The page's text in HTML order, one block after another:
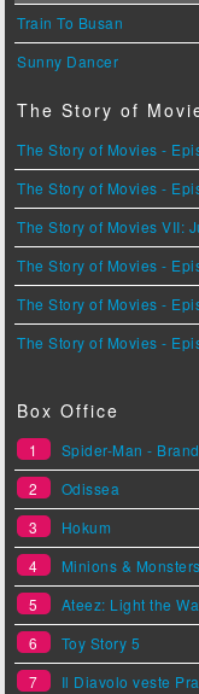
Train To Busan
Sunny Dancer
The Story of
The Story of Movies -
The Story of Movies -
The Story of Movies VII:
The Story of Movies -
The Story of Movies -
The Story of Movies -
Box Office
1
Spider-Man -
2
Odissea
3
Hokum
4
Minions & Monsters
5
Ateez: Light the
6
Toy Story 5
7
Il Diavolo veste